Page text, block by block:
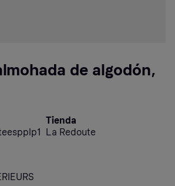
de algodón,
Tienda
La Redoute